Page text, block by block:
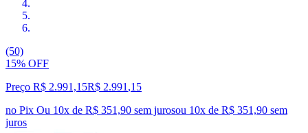
(50)
15% OFF
Preço R$ 2.991,15R$ 2.991 ,15
no Pix Ou 10x de R$ 351,90 sem jurosou 10x de R$ 351,90 sem
juros